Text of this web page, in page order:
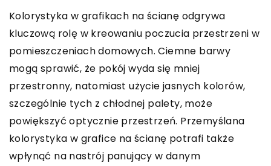
Kolorystyka w grafikach na ścianę odgrywa
kluczową rolę w kreowaniu poczucia przestrzeni w
pomieszczeniach domowych. Ciemne barwy
mogą sprawić, że pokój wyda się mniej
przestronny, natomiast użycie jasnych kolorów,
szczególnie tych z chłodnej palety, może
powiększyć optycznie przestrzeń. Przemyślana
kolorystyka w grafice na ścianę potrafi także
wpłynąć na nastrój panujący w danym